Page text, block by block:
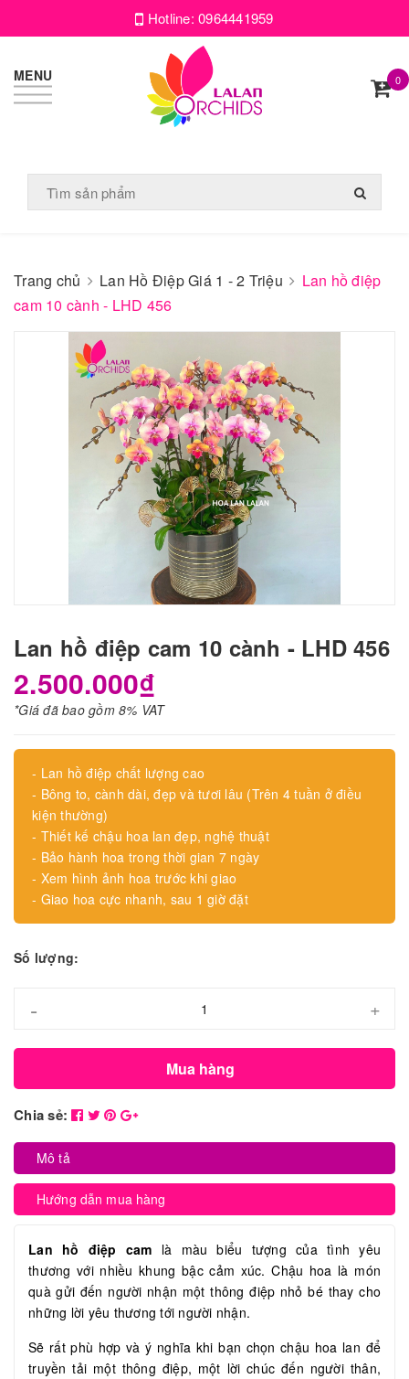
Hotline:0964441959
MENU 0
Trang chủ Lan Hồ Điệp Giá 1 - 2 Triệu
Lan hồ điệp
cam 10 cành - LHD 456
Lan hồ điệp cam 10 cành - LHD 456
2.500.000₫
*Giá đã bao gồm 8% VAT
- Lan hồ điệp chất lượng cao
- Bông to, cành dài, đẹp và tươi lâu (Trên 4 tuần ở điều
kiện thường)
- Thiết kế chậu hoa lan đẹp, nghệ thuật
- Bảo hành hoa trong thời gian 7 ngày
- Xem hình ảnh hoa trước khi giao
- Giao hoa cực nhanh, sau 1 giờ đặt
Số lượng:
- +
Mua hàng
Chia sẻ:
Mô tả
Hướng dẫn mua hàng
Lan hồ điệp cam là màu biểu tượng của tình yêu
thương với nhiều khung bậc cảm xúc. Chậu hoa là món
quà gửi đến người nhận một thông điệp nhỏ bé thay cho
những lời yêu thương tới người nhận.
Sẽ rất phù hợp và ý nghĩa khi bạn chọn chậu hoa lan để
truyền tải một thông điệp, một lời chúc đến người thân,